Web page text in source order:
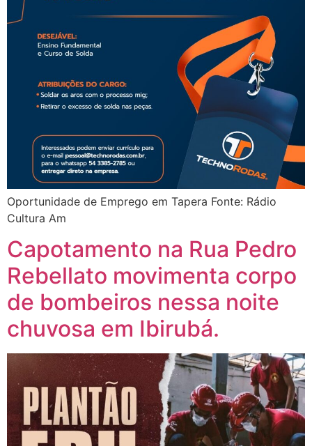
Oportunidade de Emprego em Tapera Fonte: Rádio
Cultura Am
Capotamento na Rua Pedro
Rebellato movimenta corpo
de bombeiros nessa noite
chuvosa em Ibirubá.